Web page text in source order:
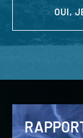
OUI,